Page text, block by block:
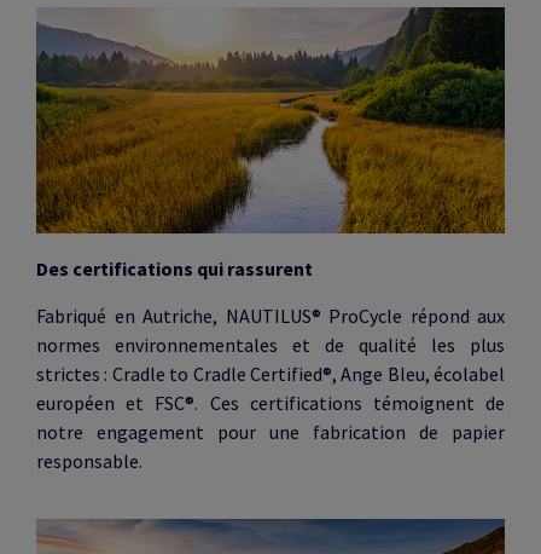
Des certifications qui rassurent
Fabriqué en Autriche, NAUTILUS® ProCycle répond aux
normes environnementales et de qualité les plus
strictes : Cradle to Cradle Certified®, Ange Bleu, écolabel
européen et FSC®. Ces certifications témoignent de
notre engagement pour une fabrication de papier
responsable.